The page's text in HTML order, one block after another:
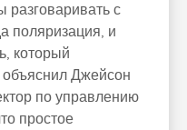
разговаривать с
поляризация, и
который
Джейсон
по управлению
простое